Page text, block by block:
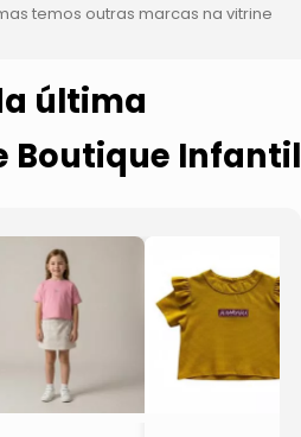
temos outras marcas na vitrine
última
Boutique Infantil